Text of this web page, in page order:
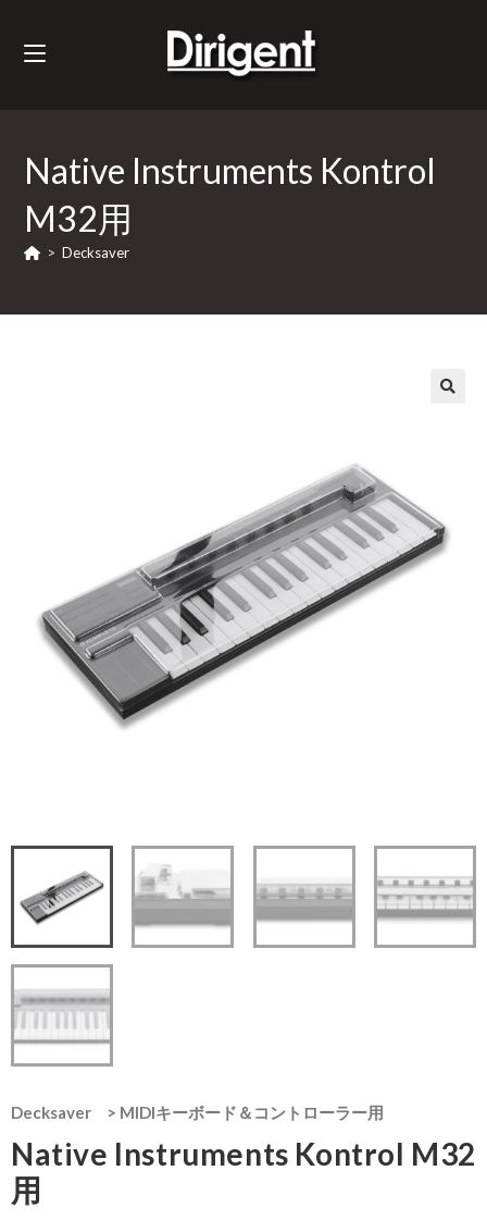
Native Instruments Kontrol
M32用
> Decksaver
Decksaver > MIDIキーボード＆コントローラー用
Native Instruments Kontrol M32
用